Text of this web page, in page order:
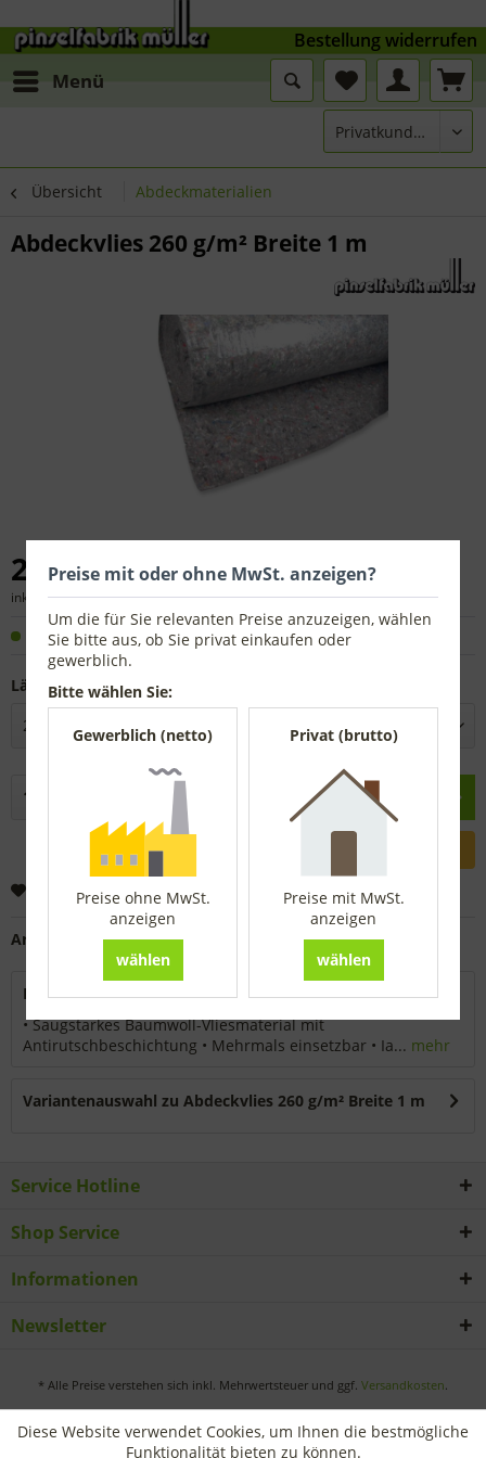
Menü
Übersicht Abdeckmaterialien
Abdeckvlies 260 g/m² Breite 1 m
26,04 € *
inkl. MwSt.zzgl. Versandkosten
Sofort versandfertig, Lieferzeit ca. 1-3 Werktage
Länge:
Warenkorb
Merken
Artikel-Nr.:
Beschreibung
• Saugstarkes Baumwoll-Vliesmaterial mit
Antirutschbeschichtung • Mehrmals einsetzbar • Ia... mehr
Variantenauswahl zu Abdeckvlies 260 g/m² Breite 1 m
Service Hotline
Shop Service
Informationen
Newsletter
* Alle Preise verstehen sich inkl. Mehrwertsteuer und ggf. Versandkosten.
Bestellung widerrufen
Diese Website verwendet Cookies, um Ihnen die bestmögliche
Funktionalität bieten zu können.
Preise mit oder ohne MwSt. anzeigen?
Um die für Sie relevanten Preise anzuzeigen, wählen
Sie bitte aus, ob Sie privat einkaufen oder
gewerblich.
Bitte wählen Sie:
Gewerblich (netto)
Preise ohne MwSt.
anzeigen
wählen
Privat (brutto)
Preise mit MwSt.
anzeigen
wählen